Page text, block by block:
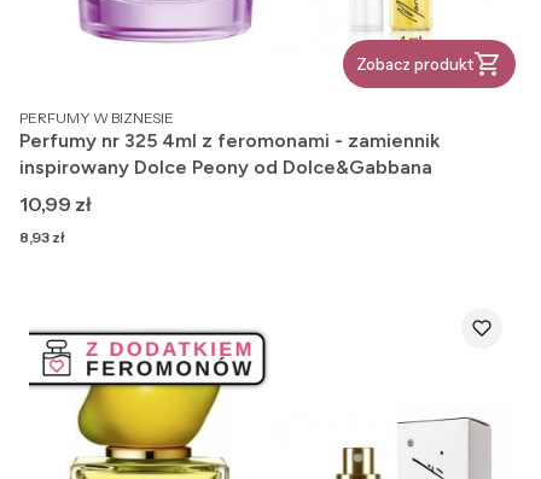
Zobacz produkt
PRODUCENT
PERFUMY W BIZNESIE
Perfumy nr 325 4ml z feromonami - zamiennik
inspirowany Dolce Peony od Dolce&Gabbana
Cena
10,99 zł
Cena
8,93 zł